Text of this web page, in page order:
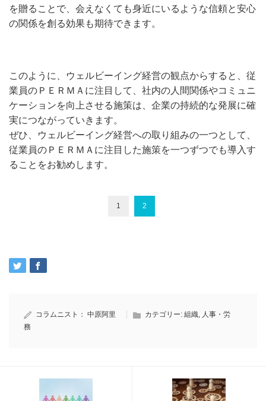
を贈ることで、会えなくても身近にいるような信頼と安心
の関係を創る効果も期待できます。
このように、ウェルビーイング経営の観点からすると、従
業員のＰＥＲＭＡに注目して、社内の人間関係やコミュニ
ケーションを向上させる施策は、企業の持続的な発展に確
実につながっていきます。
ぜひ、ウェルビーイング経営への取り組みの一つとして、
従業員のＰＥＲＭＡに注目した施策を一つずつでも導入す
ることをお勧めします。
1 2
コラムニスト： 中原阿里 カテゴリー: 組織, 人事・労
務